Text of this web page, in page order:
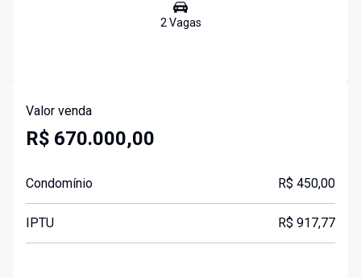
2Vagas
Valor venda
R$ 670.000,00
Condomínio R$ 450,00
IPTU R$ 917,77